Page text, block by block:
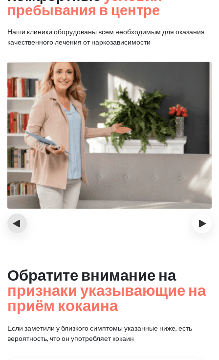
пребывания в центре
Наши клиники оборудованы всем необходимым для оказания
качественного лечения от наркозависимости
‹ ›
Обратите внимание на
признаки указывающие на
приём кокаина
Если заметили у близкого симптомы указанные ниже, есть
вероятность, что он употребляет кокаин